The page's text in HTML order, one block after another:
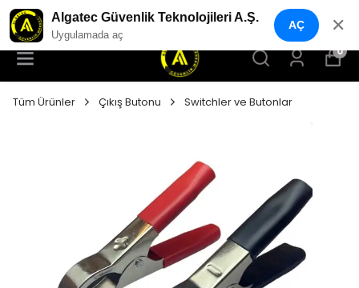
YENI NESIL GÜVENLIK GEÇIŞ SISTEMLERI
0
Tüm Ürünler Çıkış Butonu Switchler ve Butonlar
Algatec Güvenlik Teknolojileri A.Ş.
Uygulamada aç
AÇ ✕